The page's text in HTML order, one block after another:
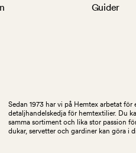
Guider
Sedan 1973 har vi på Hemtex arbetat
detaljhandelskedja för hemtextilier. Du
samma sortiment och lika stor passion
dukar, servetter och gardiner kan göra i